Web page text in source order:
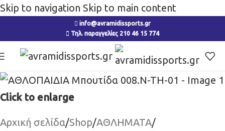
Skip to navigation Skip to main content
info@avramidissports.gr
Τηλ. παραγγελίες 210 46 15 774
Click to enlarge
Αρχική σελίδα/Shop/ΑΘΛΗΜΑΤΑ/